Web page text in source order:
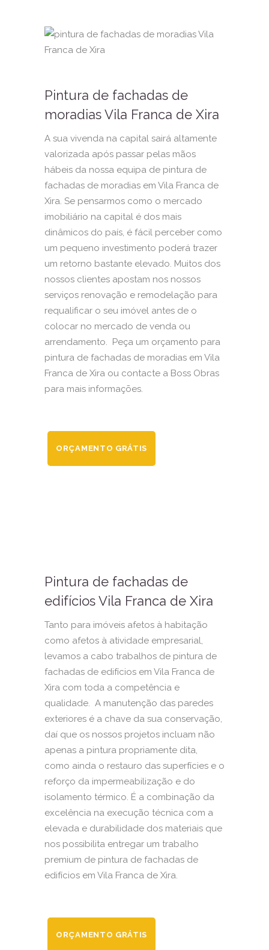
Pintura de fachadas de
moradias Vila Franca de Xira
A sua vivenda na capital sairá altamente
valorizada após passar pelas mãos
hábeis da nossa equipa de pintura de
fachadas de moradias em Vila Franca de
Xira. Se pensarmos como o mercado
imobiliário na capital é dos mais
dinâmicos do país, é fácil perceber como
um pequeno investimento poderá trazer
um retorno bastante elevado. Muitos dos
nossos clientes apostam nos nossos
serviços renovação e remodelação para
requalificar o seu imóvel antes de o
colocar no mercado de venda ou
arrendamento. Peça um orçamento para
pintura de fachadas de moradias em Vila
Franca de Xira ou contacte a Boss Obras
para mais informações.
ORÇAMENTO GRÁTIS
Pintura de fachadas de
edifícios Vila Franca de Xira
Tanto para imóveis afetos à habitação
como afetos à atividade empresarial,
levamos a cabo trabalhos de pintura de
fachadas de edifícios em Vila Franca de
Xira com toda a competência e
qualidade. A manutenção das paredes
exteriores é a chave da sua conservação,
daí que os nossos projetos incluam não
apenas a pintura propriamente dita,
como ainda o restauro das superfícies e o
reforço da impermeabilização e do
isolamento térmico. É a combinação da
excelência na execução técnica com a
elevada e durabilidade dos materiais que
nos possibilita entregar um trabalho
premium de pintura de fachadas de
edifícios em Vila Franca de Xira.
ORÇAMENTO GRÁTIS